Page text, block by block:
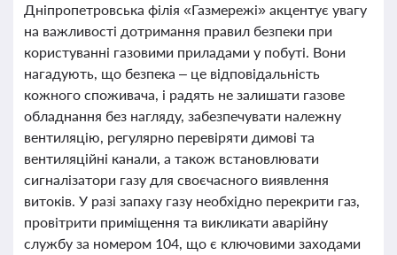
Дніпропетровська філія «Газмережі» акцентує увагу
на важливості дотримання правил безпеки при
користуванні газовими приладами у побуті. Вони
нагадують, що безпека – це відповідальність
кожного споживача, і радять не залишати газове
обладнання без нагляду, забезпечувати належну
вентиляцію, регулярно перевіряти димові та
вентиляційні канали, а також встановлювати
сигналізатори газу для своєчасного виявлення
витоків. У разі запаху газу необхідно перекрити газ,
провітрити приміщення та викликати аварійну
службу за номером 104, що є ключовими заходами